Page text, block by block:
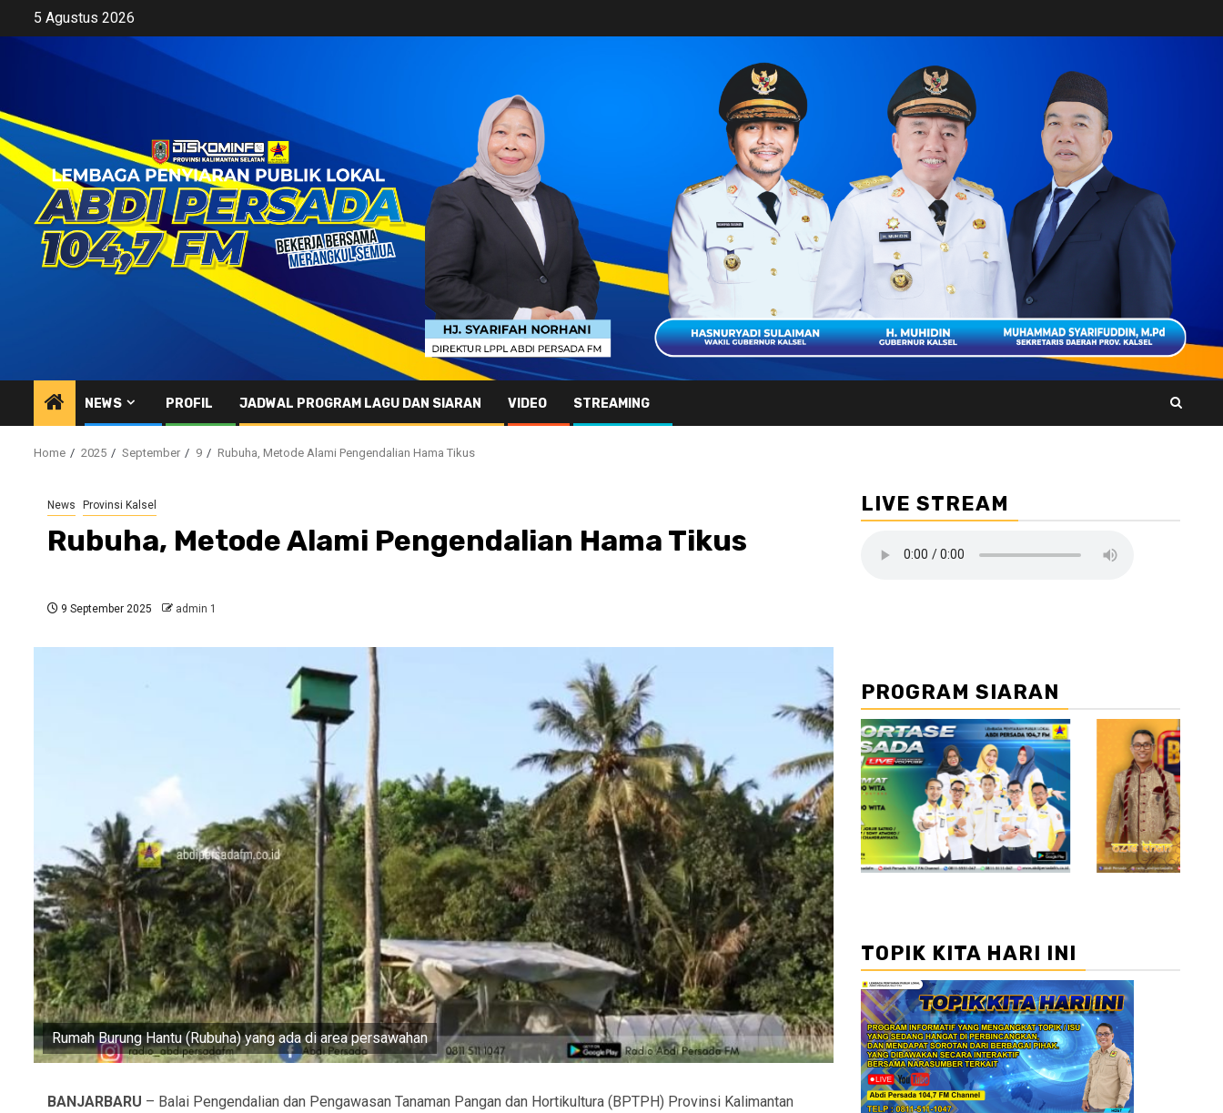
content
5 Agustus 2026
NEWS PROFIL JADWAL PROGRAM LAGU DAN SIARAN VIDEO STREAMING
Home 2025 September 9 Rubuha, Metode Alami Pengendalian Hama Tikus
News Provinsi Kalsel
Rubuha, Metode Alami Pengendalian Hama Tikus
9 September 2025 admin 1
Rumah Burung Hantu (Rubuha) yang ada di area persawahan
BANJARBARU – Balai Pengendalian dan Pengawasan Tanaman Pangan dan Hortikultura (BPTPH) Provinsi Kalimantan
LIVE STREAM
PROGRAM SIARAN
//1 //2
TOPIK KITA HARI INI